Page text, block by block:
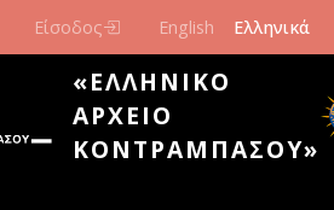
Είσοδος English Ελληνικά
«ΕΛΛΗΝΙΚΌ
ΑΡΧΕΊΟ
ΚΟΝΤΡΑΜΠΆΣΟΥ»